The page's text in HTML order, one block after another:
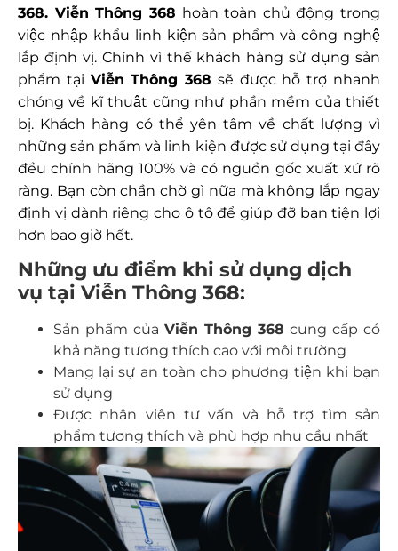
368. Viễn Thông 368 hoàn toàn chủ động trong
việc nhập khẩu linh kiện sản phẩm và công nghệ
lắp định vị. Chính vì thế khách hàng sử dụng sản
phẩm tại Viễn Thông 368 sẽ được hỗ trợ nhanh
chóng về kĩ thuật cũng như phần mềm của thiết
bị. Khách hàng có thể yên tâm về chất lượng vì
những sản phẩm và linh kiện được sử dụng tại đây
đều chính hãng 100% và có nguồn gốc xuất xứ rõ
ràng. Bạn còn chần chờ gì nữa mà không lắp ngay
định vị dành riêng cho ô tô để giúp đỡ bạn tiện lợi
hơn bao giờ hết.
Những ưu điểm khi sử dụng dịch
vụ tại Viễn Thông 368:
Sản phẩm của Viễn Thông 368 cung cấp có
khả năng tương thích cao với môi trường
Mang lại sự an toàn cho phương tiện khi bạn
sử dụng
Được nhân viên tư vấn và hỗ trợ tìm sản
phẩm tương thích và phù hợp nhu cầu nhất